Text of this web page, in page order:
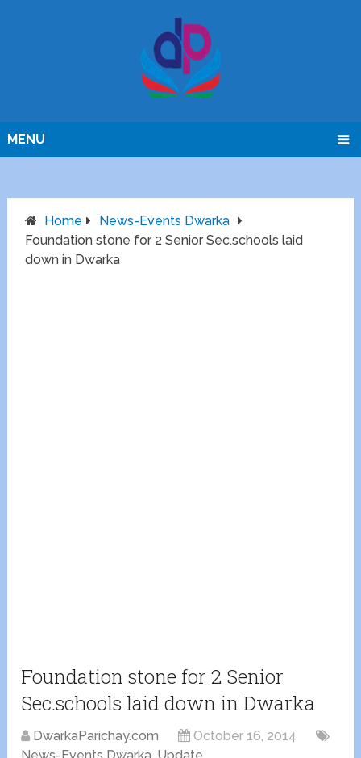
MENU
Home
News-Events Dwarka
Foundation stone for 2 Senior Sec.schools laid
down in Dwarka
Foundation stone for 2 Senior
Sec.schools laid down in Dwarka
DwarkaParichay.com
October 16, 2014